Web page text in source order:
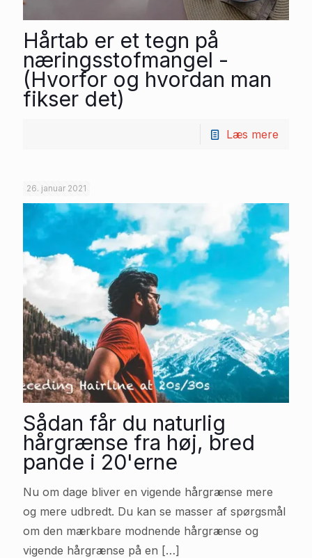
Hårtab er et tegn på
næringsstofmangel -
(Hvorfor og hvordan man
fikser det)
Læs mere
26. januar 2021
Sådan får du naturlig
hårgrænse fra høj, bred
pande i 20'erne
Nu om dage bliver en vigende hårgrænse mere
og mere udbredt. Du kan se masser af spørgsmål
om den mærkbare modnende hårgrænse og
vigende hårgrænse på en […]